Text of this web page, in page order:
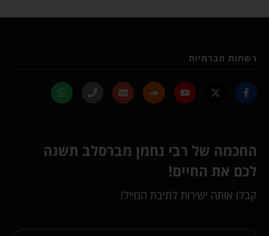
רשתות חברתיות
החכמה של רבי נחמן מברסלב תשנה
לכם את החיים!
קבלו אותה ישירות לתיבת המייל!